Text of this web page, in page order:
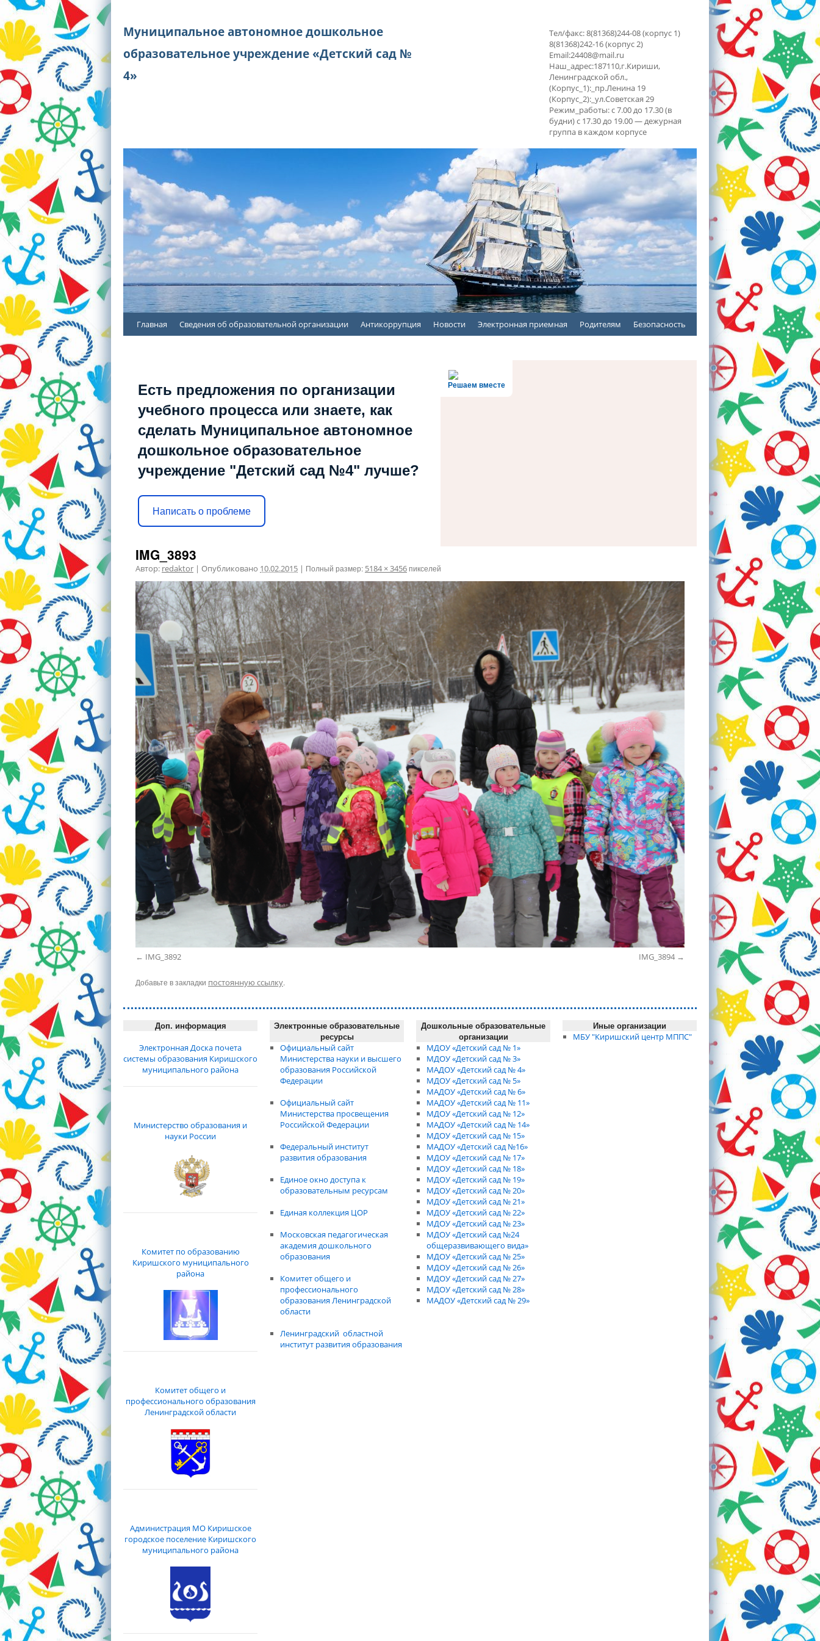
Муниципальное автономное дошкольное
образовательное учреждение «Детский сад №
4»
Тел/факс: 8(81368)244-08 (корпус 1)
8(81368)242-16 (корпус 2)
Email:24408@mail.ru
Наш_адрес:187110,г.Кириши,
Ленинградской обл.,
(Корпус_1):_пр.Ленина 19
(Корпус_2):_ул.Советская 29
Режим_работы: с 7.00 до 17.30 (в
будни) с 17.30 до 19.00 — дежурная
группа в каждом корпусе
Перейти
Главная Сведения об образовательной организации Антикоррупция Новости Электронная приемная Родителям Безопасность
Решаем вместе
Есть предложения по организации
учебного процесса или знаете, как
сделать Муниципальное автономное
дошкольное образовательное
учреждение "Детский сад №4" лучше?
Написать о проблеме
IMG_3893
Автор: redaktor | Опубликовано 10.02.2015 | Полный размер: 5184 × 3456пикселей
IMG_3892 IMG_3894
Добавьте в закладки постоянную ссылку.
Доп. информация
Электронная Доска почета
системы образования Киришского
муниципального района
Министерство образования и
науки России
Комитет по образованию
Киришского муниципального
района
Комитет общего и
профессионального образования
Ленинградской области
Администрация МО Киришское
городское поселение Киришского
муниципального района
Электронные образовательные
ресурсы
Официальный сайт
Министерства науки и высшего
образования Российской
Федерации
Официальный сайт
Министерства просвещения
Российской Федерации
Федеральный институт
развития образования
Единое окно доступа к
образовательным ресурсам
Единая коллекция ЦОР
Московская педагогическая
академия дошкольного
образования
Комитет общего и
профессионального
образования Ленинградской
области
Ленинградский областной
институт развития образования
Дошкольные образовательные
организации
МДОУ «Детский сад № 1»
МДОУ «Детский сад № 3»
МАДОУ «Детский сад № 4»
МДОУ «Детский сад № 5»
МАДОУ «Детский сад № 6»
МАДОУ «Детский сад № 11»
МДОУ «Детский сад № 12»
МАДОУ «Детский сад № 14»
МДОУ «Детский сад № 15»
МАДОУ «Детский сад №16»
МДОУ «Детский сад № 17»
МДОУ «Детский сад № 18»
МДОУ «Детский сад № 19»
МДОУ «Детский сад № 20»
МДОУ «Детский сад № 21»
МДОУ «Детский сад № 22»
МДОУ «Детский сад № 23»
МДОУ «Детский сад №24
общеразвивающего вида»
МДОУ «Детский сад № 25»
МДОУ «Детский сад № 26»
МДОУ «Детский сад № 27»
МДОУ «Детский сад № 28»
МАДОУ «Детский сад № 29»
Иные организации
МБУ "Киришский центр МППС"